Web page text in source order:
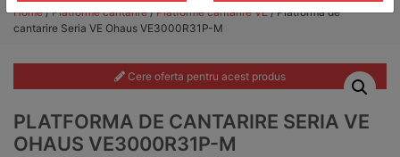
Home/Platforme cantarire/Platforme cantarire VE/ Platforma de
cantarire Seria VE Ohaus VE3000R31P-M
Cere oferta pentru acest produs
PLATFORMA DE CANTARIRE SERIA VE
OHAUS VE3000R31P-M